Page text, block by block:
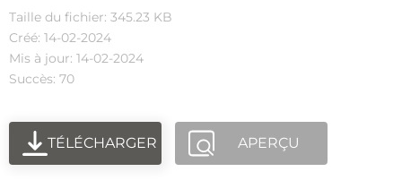
Taille du fichier: 345.23 KB
Créé: 14-02-2024
Mis à jour: 14-02-2024
Succès: 70
TÉLÉCHARGER APERÇU